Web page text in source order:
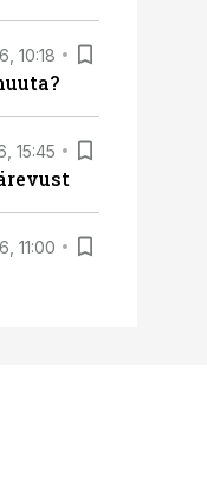
10:18
15:45
11:00